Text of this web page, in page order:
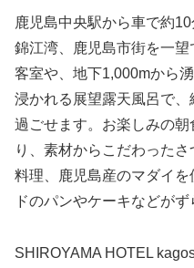
鹿児島中央駅から車で約
錦江湾、鹿児島市街を一
客室や、地下1,000mから
浸かれる展望露天風呂で
過ごせます。お楽しみの
り、素材からこだわった
料理、鹿児島産のマダイ
ドのパンやケーキなどがず
SHIROYAMA HOTEL